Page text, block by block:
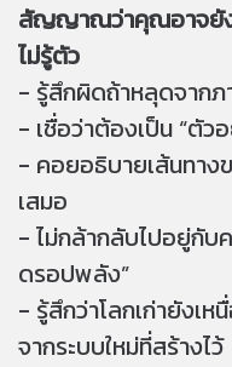
สัญญาณว่าคุณอาจยัง
ไม่รู้ตัว
- รู้สึกผิดถ้าหลุดจากภ
- เชื่อว่าต้องเป็น “ตัว
- คอยอธิบายเส้นทาง
เสมอ
- ไม่กล้ากลับไปอยู่กับ
ดรอปพลัง”
- รู้สึกว่าโลกเก่ายังเ
จากระบบใหม่ที่สร้างไว้